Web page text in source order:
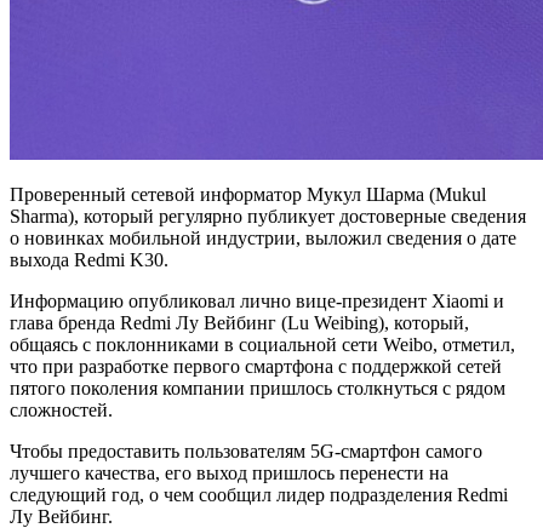
Проверенный сетевой информатор Мукул Шарма (Mukul
Sharma), который регулярно публикует достоверные сведения
о новинках мобильной индустрии, выложил сведения о дате
выхода Redmi K30.
Информацию опубликовал лично вице-президент Xiaomi и
глава бренда Redmi Лу Вейбинг (Lu Weibing), который,
общаясь с поклонниками в социальной сети Weibo, отметил,
что при разработке первого смартфона с поддержкой сетей
пятого поколения компании пришлось столкнуться с рядом
сложностей.
Чтобы предоставить пользователям 5G-смартфон самого
лучшего качества, его выход пришлось перенести на
следующий год, о чем сообщил лидер подразделения Redmi
Лу Вейбинг.